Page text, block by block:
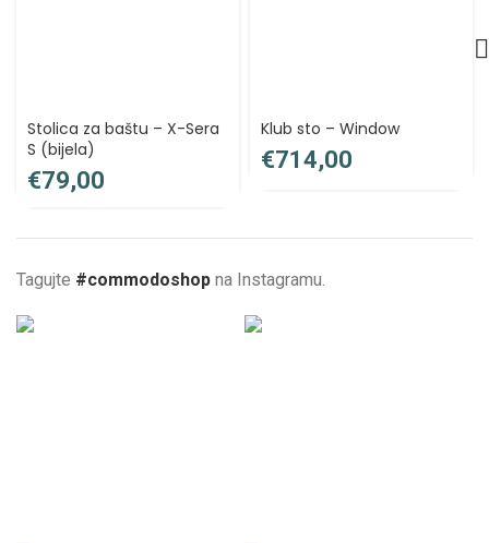
Stolica za baštu – X-Sera
S (bijela)
€
Klub sto – Window
€
Tagujte #commodoshop na Instagramu.